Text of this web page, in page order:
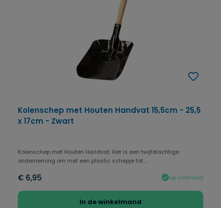
Kolenschep met Houten Handvat 15,5cm - 25,5
x 17cm - Zwart
Kolenschep met Houten Handvat. Het is een twijfelachtige
onderneming om met een plastic schepje tot ...
€ 6,95 op voorraad
In de winkelmand